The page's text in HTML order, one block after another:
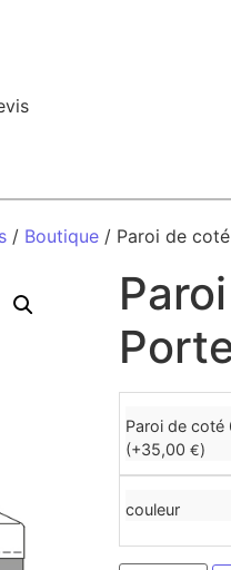
/ Boutique/ Paroi de coté
Paroi de coté
(+35,00 €)
couleur